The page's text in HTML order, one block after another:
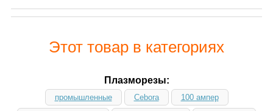
Этот товар в категориях
Плазморезы:
промышленные Cebora 100 ампер